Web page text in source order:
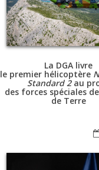
La DGA livre
le premier hélicoptère
Standard 2au
des forces spéciales
de Terre